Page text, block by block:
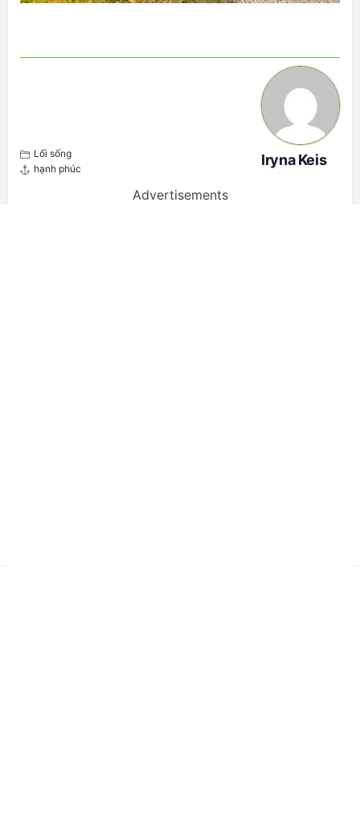
Lối sống
hạnh phúc
Iryna Keis
Advertisements